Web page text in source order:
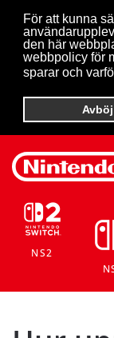
För att kunna
den här
webbpolicy för
sparar och
Avböj
Skip to main
NS2